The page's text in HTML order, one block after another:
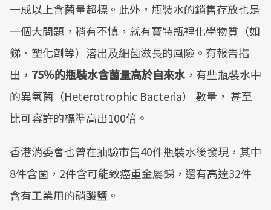
一成以上含菌量超標。此外，瓶裝水的銷售存放也是
一個大問題，稍有不慎，就有寶特瓶裡化學物質（如
銻、塑化劑等）溶出及細菌滋長的風險。有報告指
出， 75％的瓶裝水含菌量高於自來水，有些瓶裝水中
的異氧菌（Heterotrophic Bacteria） 數量， 甚至
比可容許的標準高出100倍。
香港消委會也曾在抽驗市售40件瓶裝水後發現，其中
8件含菌，2件含可能致癌重金屬銻，還有高達32件
含有工業用的硝酸鹽。